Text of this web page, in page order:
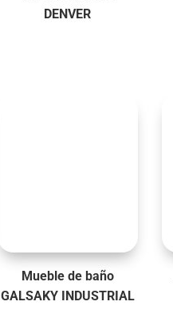
DENVER
Mueble de baño
GALSAKY INDUSTRIAL